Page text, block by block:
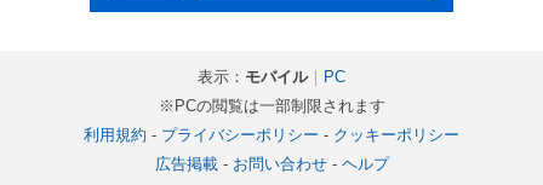
表示： モバイル｜
PC
※PCの閲覧は一部制限されます
利用規約 - プライバシーポリシー - クッキーポリシー
広告掲載- お問い合わせ- ヘルプ